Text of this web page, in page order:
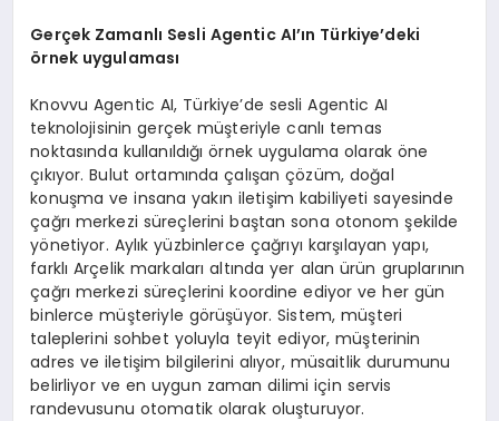
Gerçek Zamanlı Sesli Agentic AI’ın Türkiye’deki
örnek uygulaması
Knovvu Agentic AI, Türkiye’de sesli Agentic AI
teknolojisinin gerçek müşteriyle canlı temas
noktasında kullanıldığı örnek uygulama olarak öne
çıkıyor. Bulut ortamında çalışan çözüm, doğal
konuşma ve insana yakın iletişim kabiliyeti sayesinde
çağrı merkezi süreçlerini baştan sona otonom şekilde
yönetiyor. Aylık yüzbinlerce çağrıyı karşılayan yapı,
farklı Arçelik markaları altında yer alan ürün gruplarının
çağrı merkezi süreçlerini koordine ediyor ve her gün
binlerce müşteriyle görüşüyor. Sistem, müşteri
taleplerini sohbet yoluyla teyit ediyor, müşterinin
adres ve iletişim bilgilerini alıyor, müsaitlik durumunu
belirliyor ve en uygun zaman dilimi için servis
randevusunu otomatik olarak oluşturuyor.